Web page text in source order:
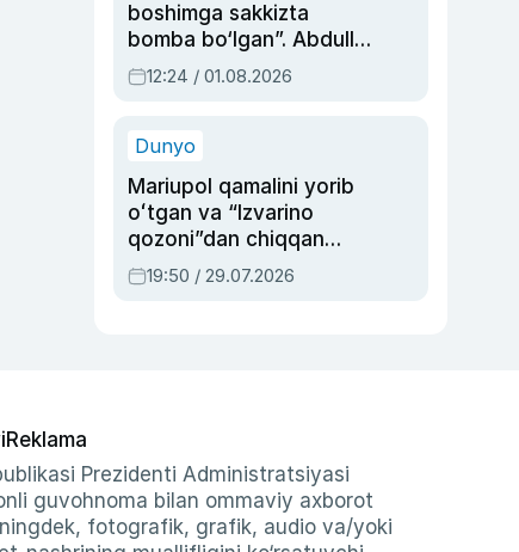
boshimga sakkizta
bomba bo‘lgan”. Abdulla
Oripovni siyosiy
ayblovlardan asrab
12:24 / 01.08.2026
Dunyo
Mariupol qamalini yorib
oʻtgan va “Izvarino
qozoni”dan chiqqan
qahramon — Ukraina
armiyasi bosh
19:50 / 29.07.2026
Reklama
Prezidenti Administratsiyasi
guvohnoma bilan ommaviy axborot
fotografik, grafik, audio va/yoki